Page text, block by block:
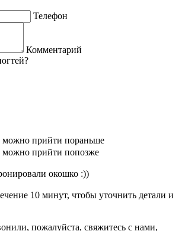
Телефон
Комментарий
можно прийти пораньше
можно прийти попозже
окошко :))
10 минут, чтобы уточнить детали и
пожалуйста, свяжитесь с нами,